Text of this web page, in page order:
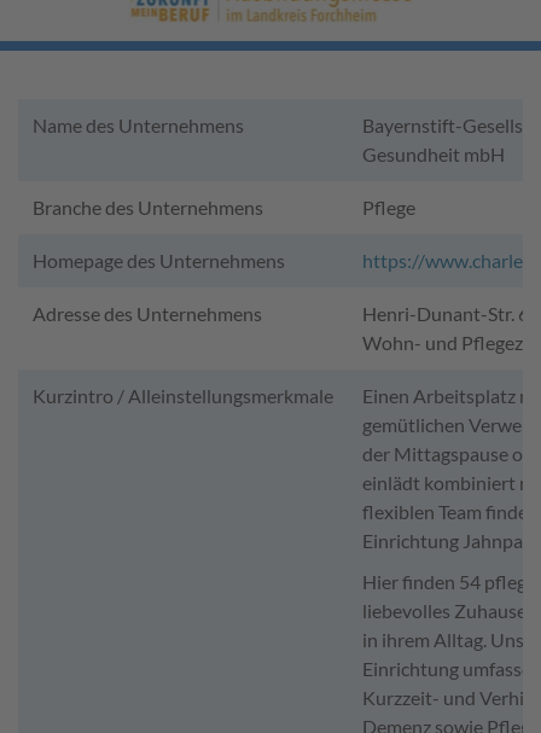
Name des Unternehmens
Bayernstift-
Gesundheit mbH
Branche des Unternehmens Pflege
Homepage des Unternehmens https://
Adresse des Unternehmens
Henri-Dunant-Str. 6,
Wohn- und
Kurzintro / Alleinstellungsmerkmale
Einen Arbeitsplatz
gemütlichen
der Mittagspause
einlädt kombiniert
flexiblen Team
Einrichtung
Hier finden 54
liebevolles Zuhause
in ihrem Alltag.
Einrichtung
Kurzzeit- und
Demenz sowie